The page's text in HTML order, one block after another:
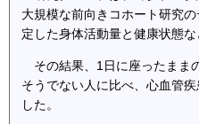
大規模な前向きコホート研究
定した身体活動量と健康状態な
その結果、1日に座ったまま
そうでない人に比べ、心血管
した。